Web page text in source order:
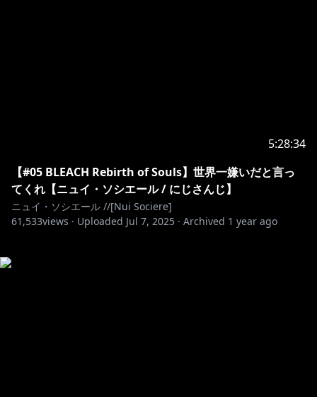
5:28:34
【#05 BLEACH Rebirth of Souls】世界一嫌いだと言っ
てくれ【ニュイ・ソシエール / にじさんじ】
ニュイ・ソシエール //[Nui Sociere]
61,533views · Uploaded Jul 7, 2025 · Archived 1 year ago